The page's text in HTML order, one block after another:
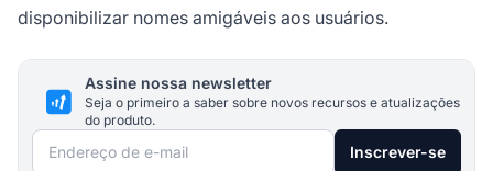
disponibilizar nomes amigáveis aos usuários.
Assine nossa newsletter
Seja o primeiro a saber sobre novos recursos e atualizações
do produto.
Endereço de e-mail Inscrever-se